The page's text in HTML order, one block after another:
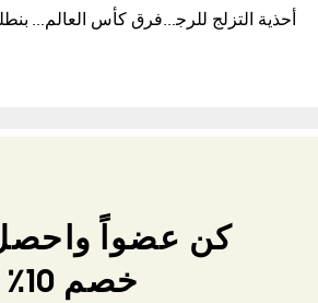
أحذية التزلج للرجال
فرق كأس العالم FIFA 26™
كن عضواً
خصم 10٪